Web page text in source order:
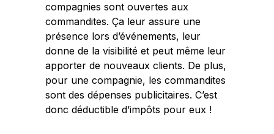
compagnies sont ouvertes aux
commandites. Ça leur assure une
présence lors d’événements, leur
donne de la visibilité et peut même leur
apporter de nouveaux clients. De plus,
pour une compagnie, les commandites
sont des dépenses publicitaires. C’est
donc déductible d’impôts pour eux !